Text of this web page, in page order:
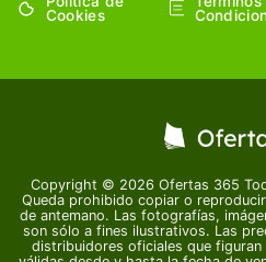
Cookies
Copyright © 2026 Ofertas 365
Queda prohibido copiar o
de antemano. Las fotografías,
son sólo a fines ilustrativos. Las
distribuidores oficiales que